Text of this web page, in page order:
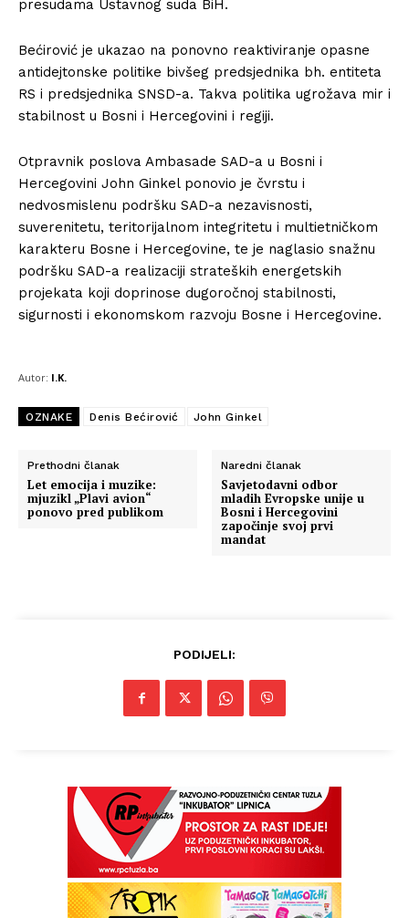
presudama Ustavnog suda BiH.
Bećirović je ukazao na ponovno reaktiviranje opasne
antidejtonske politike bivšeg predsjednika bh. entiteta
RS i predsjednika SNSD-a. Takva politika ugrožava mir i
stabilnost u Bosni i Hercegovini i regiji.
Otpravnik poslova Ambasade SAD-a u Bosni i
Hercegovini John Ginkel ponovio je čvrstu i
nedvosmislenu podršku SAD-a nezavisnosti,
suverenitetu, teritorijalnom integritetu i multietničkom
karakteru Bosne i Hercegovine, te je naglasio snažnu
podršku SAD-a realizaciji strateških energetskih
projekata koji doprinose dugoročnoj stabilnosti,
sigurnosti i ekonomskom razvoju Bosne i Hercegovine.
Autor: I.K.
OZNAKE Denis Bećirović John Ginkel
Prethodni članak
Let emocija i muzike:
mjuzikl „Plavi avion“
ponovo pred publikom
Naredni članak
Savjetodavni odbor
mladih Evropske unije u
Bosni i Hercegovini
započinje svoj prvi
mandat
PODIJELI: